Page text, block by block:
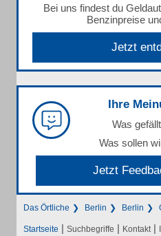
Bei uns findest du
Benzinpreise
Jetzt
Ihre
Was
Was sollen
Jetzt
Das Örtliche Berlin Berlin
Startseite | Suchbegriffe | Kontakt |